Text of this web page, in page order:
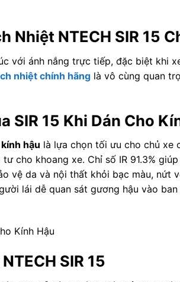
Nhiệt NTECH SIR 15
với ánh nắng trực tiếp, đặc biệt khi
nhiệt chính hãnglà vô cùng quan
SIR 15 Khi Dán Cho
hậu là lựa chọn tối ưu cho chủ xe
cho khoang xe. Chỉ số IR 91.3%
vệ da và nội thất khỏi bạc màu, nứt
lái dễ quan sát gương hậu vào
SIR 15